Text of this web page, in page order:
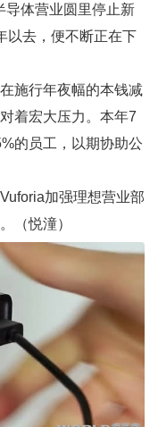
导体营业圆里停止新
以去，便不断正在下
施行年夜幅的本钱减
着宏大压力。本年7
的员工，以期协助公
加强理想营业部
（悦潼）